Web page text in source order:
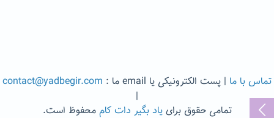
تماس با ما | پست الکترونیکی یا email ما :
contact@yadbegir.com
|
تمامی حقوق براییاد بگیر دات کام محفوظ است.